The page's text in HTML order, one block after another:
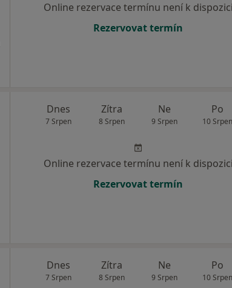
Online rezervace termínu není k dispozici
Rezervovat termín
Dnes
7 Srpen
Zítra
8 Srpen
Ne
9 Srpen
Po
10 Srpen
Online rezervace termínu není k dispozici
Rezervovat termín
Dnes
7 Srpen
Zítra
8 Srpen
Ne
9 Srpen
Po
10 Srpen